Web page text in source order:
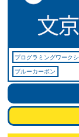
プログラミングワーク
ブルーカーボン